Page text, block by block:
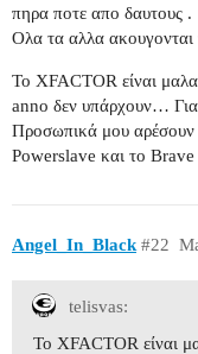
πηρα ποτε απο δαυτους .
Ολα τα αλλα ακουγονται
To ΧFACTOR είναι
anno δεν υπάρχουν…
Προσωπικά μου
Powerslave και το
Angel_In_Black #22
telisvas:
To ΧFACTOR είναι